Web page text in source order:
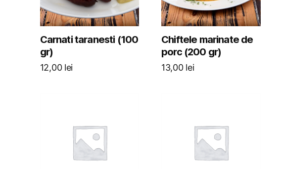
Carnati taranesti (100
gr)
12,00 lei
Chiftele marinate de
porc (200 gr)
13,00 lei